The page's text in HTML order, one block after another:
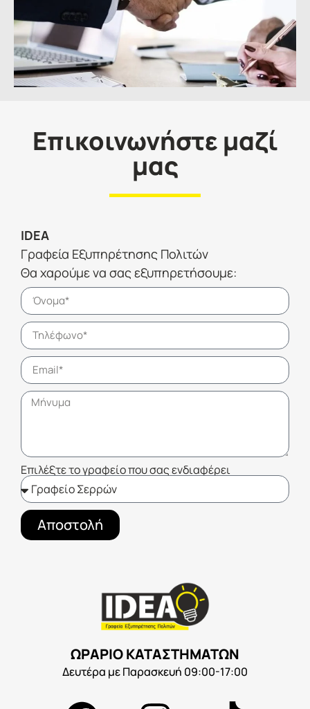
Επικοινωνήστε μαζί
μας
IDEA
Γραφεία Εξυπηρέτησης Πολιτών
Θα χαρούμε να σας εξυπηρετήσουμε:
Επιλέξτε το γραφείο που σας ενδιαφέρει
Αποστολή
ΩΡΑΡΙΟ ΚΑΤΑΣΤΗΜΑΤΩΝ
Δευτέρα με Παρασκευή 09:00-17:00